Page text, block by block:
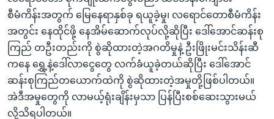
စီမံကိန်းအတွက် မြေနေရာနှစ်ခု ရယူခဲ့မှု၊ လရောင်တောစီမံကိန်း
အတွင်း နေထိုင်ဖို့ နေအိမ်ဆောက်လုပ်လို့ဆိုပြီး ဒေါ်အောင်ဆန်းစု
ကြည် တဦးတည်းကို စွဲဆိုထားတဲ့အဂတိမှုနဲ့ ဦးဖြိုးမင်းသိန်းဆီ
ကနေ ရွှေ့နဲ့ဒေါ်လာငွေတွေ လက်ခံယူခဲ့တယ်ဆိုပြီး ဒေါ်အောင်
ဆန်းစုကြည်တယောက်ထဲကို စွဲဆိုထားတဲ့အမှုတို့ဖြစ်ပါတယ်။
အဲဒီအမှုတွေကို လာမယ့်ရုံးချိန်းမှသာ ပြန်ပြီးစစ်ဆေးသွားမယ်
လို့သိရပါတယ်။